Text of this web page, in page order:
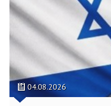
04.08.2026